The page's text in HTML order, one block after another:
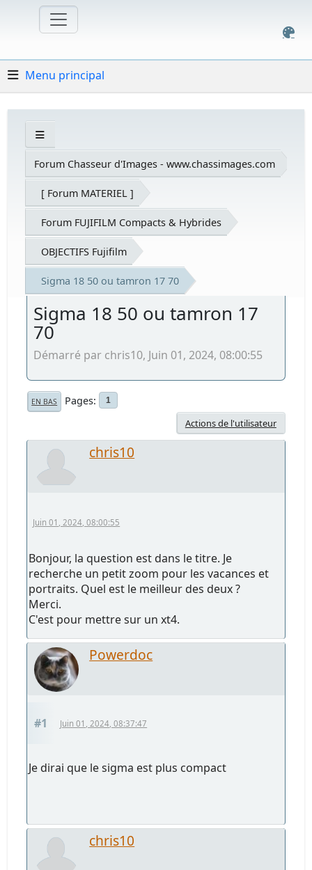
Menu principal
Forum Chasseur d'Images - www.chassimages.com
[ Forum MATERIEL ]
Forum FUJIFILM Compacts & Hybrides
OBJECTIFS Fujifilm
Sigma 18 50 ou tamron 17 70
Sigma 18 50 ou tamron 17
70
Démarré par chris10, Juin 01, 2024, 08:00:55
EN BAS Pages 1
Actions de l'utilisateur
chris10
Juin 01, 2024, 08:00:55
Bonjour, la question est dans le titre. Je
recherche un petit zoom pour les vacances et
portraits. Quel est le meilleur des deux ?
Merci.
C'est pour mettre sur un xt4.
Powerdoc
#1 Juin 01, 2024, 08:37:47
Je dirai que le sigma est plus compact
chris10